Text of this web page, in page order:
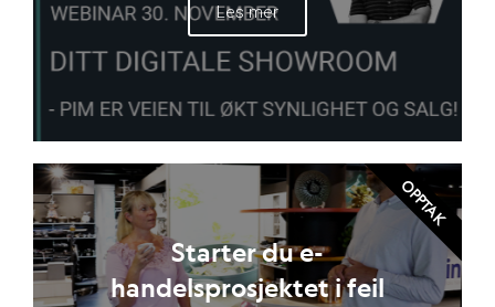
Les mer
Starter du e-
handelsprosjektet i feil
OPPTAK